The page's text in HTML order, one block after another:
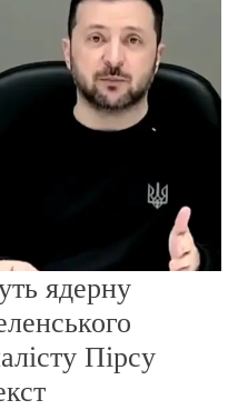
о
р
е
и
м
у
ядерну
Пірсу